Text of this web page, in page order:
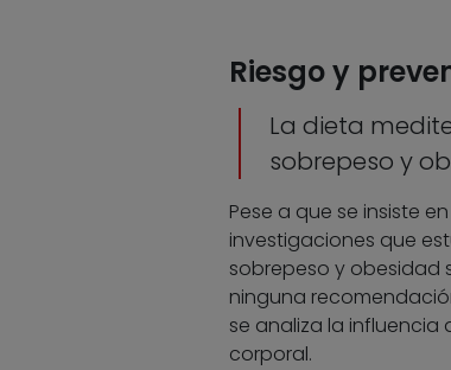
Riesgo y
La dieta
sobrepeso y
Pese a que se insiste
investigaciones que
sobrepeso y obesidad
ninguna
se analiza la
corporal.